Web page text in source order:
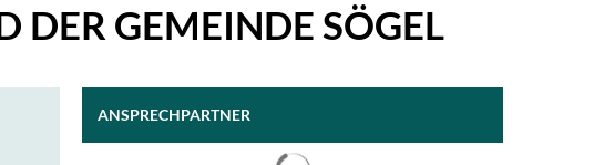
DER GEMEINDE SÖGEL
ANSPRECHPARTNER